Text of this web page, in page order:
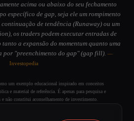
acima ou abaixo do seu fechamento
específico de gap, seja ele um rompimento
de tendência (Runaway) ou um
os traders podem executar entradas de
a expansão do momentum quanto uma
por "preenchimento do gap" (gap fill). —
Investopedia
um exemplo educacional inspirado em conceitos
e material de referência. É apenas para pesquisa e
e não constitui aconselhamento de investimento.